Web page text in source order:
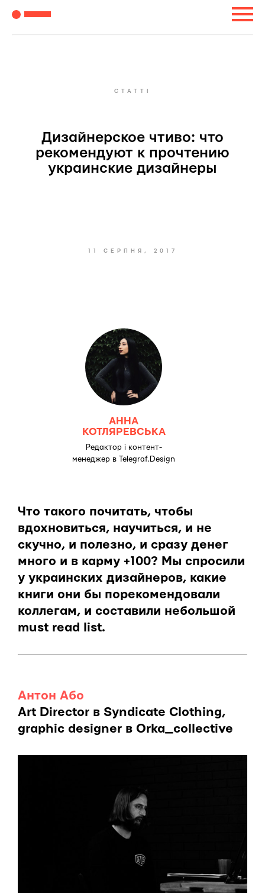
СТАТТІ
Дизайнерское чтиво: что
рекомендуют к прочтению
украинские дизайнеры
11 СЕРПНЯ, 2017
АННА
КОТЛЯРЕВСЬКА
Редактор і контент-
менеджер в Telegraf.Design
Что такого почитать, чтобы
вдохновиться, научиться, и не
скучно, и полезно, и сразу денег
много и в карму +100? Мы спросили
у украинских дизайнеров, какие
книги они бы порекомендовали
коллегам, и составили небольшой
must read list.
Антон Або
Art Director в Syndicate Clothing,
graphic designer в Orka_collective